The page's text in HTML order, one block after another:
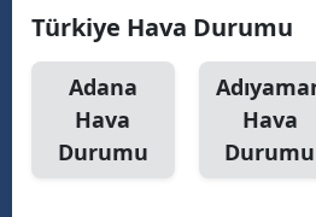
Türkiye Hava Durumu
Adana
Hava
Durumu
Hava
Durumu